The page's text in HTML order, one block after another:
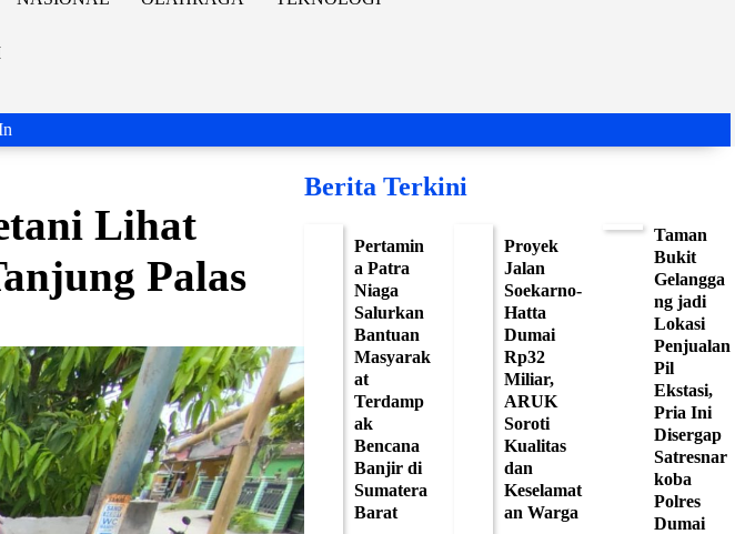
Lihat
Palas
Berita Terkini
Pertamin
a Patra
Niaga
Salurkan
Bantuan
Masyarak
at
Terdamp
ak
Bencana
Banjir di
Sumatera
Barat
Proyek
Jalan
Soekarno-
Hatta
Dumai
Rp32
Miliar,
ARUK
Soroti
Kualitas
dan
Keselamat
an Warga
Taman
Bukit
Gelangga
ng jadi
Lokasi
Penjualan
Pil
Ekstasi,
Pria Ini
Disergap
Satresnar
koba
Polres
Dumai